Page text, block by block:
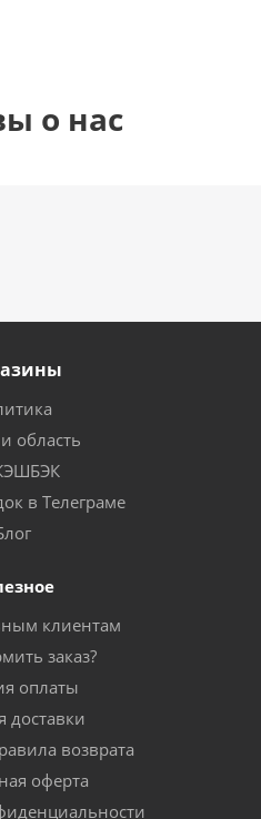
о нас
область
в Телеграме
клиентам
заказ?
оплаты
доставки
возврата
оферта